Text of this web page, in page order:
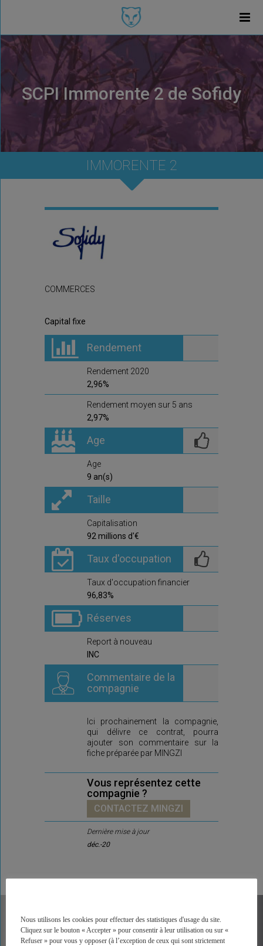
SCPI Immorente 2 de Sofidy
IMMORENTE 2
COMMERCES
Capital fixe
Rendement
Rendement 2020
2,96%
Rendement moyen sur 5 ans
2,97%
Age
Age
9 an(s)
Taille
Capitalisation
92 millions d'€
Taux d'occupation
Taux d'occupation financier
96,83%
Réserves
Report à nouveau
INC
Commentaire de la
compagnie
Ici prochainement la compagnie,
qui délivre ce contrat, pourra
ajouter son commentaire sur la
fiche préparée par MINGZI
Vous représentez cette
compagnie ?
CONTACTEZ MINGZI
Dernière mise à jour
déc.-20
MINGZI
Mon patrimoine. Bien comprendre et décider.
Nous utilisons les cookies pour effectuer des statistiques d'usage du site.
Cliquez sur le bouton « Accepter » pour consentir à leur utilisation ou sur «
Refuser » pour vous y opposer (à l’exception de ceux qui sont strictement